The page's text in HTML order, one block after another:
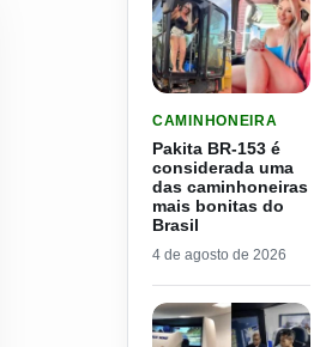
CAMINHONEIRA
Pakita BR-153 é
considerada uma
das caminhoneiras
mais bonitas do
Brasil
4 de agosto de 2026